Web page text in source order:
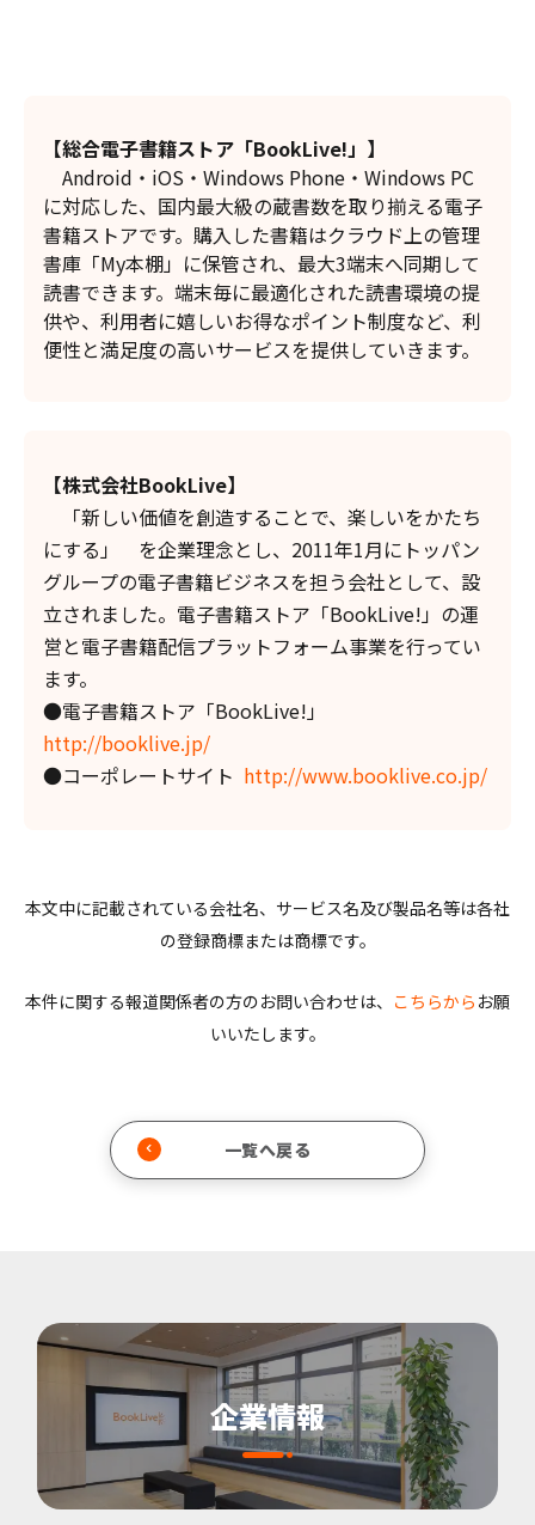
【総合電子書籍ストア「BookLive!」】
Android・iOS・Windows Phone・Windows PC
に対応した、国内最大級の蔵書数を取り揃える電子
書籍ストアです。購入した書籍はクラウド上の管理
書庫「My本棚」に保管され、最大3端末へ同期して
読書できます。端末毎に最適化された読書環境の提
供や、利用者に嬉しいお得なポイント制度など、利
便性と満足度の高いサービスを提供していきます。
【株式会社BookLive】
「新しい価値を創造することで、楽しいをかたち
にする」 を企業理念とし、2011年1月にトッパン
グループの電子書籍ビジネスを担う会社として、設
立されました。電子書籍ストア「BookLive!」の運
営と電子書籍配信プラットフォーム事業を行ってい
ます。
●電子書籍ストア「BookLive!」
http://booklive.jp/
●コーポレートサイト http://www.booklive.co.jp/
本文中に記載されている会社名、サービス名及び製品名等は各社
の登録商標または商標です。
本件に関する報道関係者の方のお問い合わせは、 こちらから お願
いいたします。
一覧へ戻る
企業情報